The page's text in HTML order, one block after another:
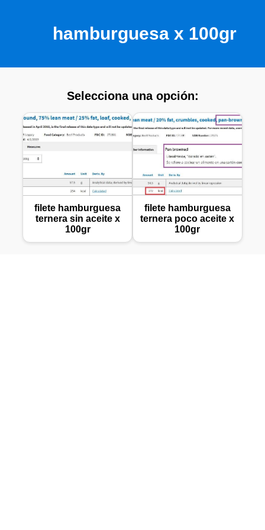
hamburguesa x 100gr
Selecciona una opción:
filete hamburguesa
ternera sin aceite x
100gr
filete hamburguesa
ternera poco aceite x
100gr